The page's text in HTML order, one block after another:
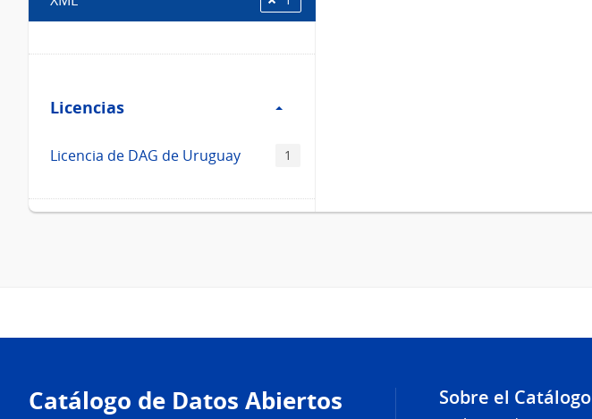
Licencias
Licencias
Licencia de DAG de Uruguay 1
Catálogo de Datos Abiertos Sobre el Catálogo